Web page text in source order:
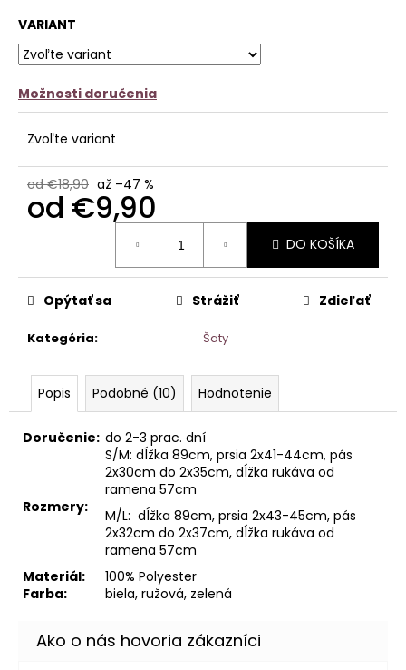
5
hviezdičiek.
VARIANT
Možnosti doručenia
Zvoľte variant
od €18,90 až –47 %
od €9,90
DO KOŠÍKA
Kategória: Šaty
Opýtať sa Strážiť Zdieľať
Popis Podobné (10) Hodnotenie
Doručenie: do 2-3 prac. dní
Rozmery:
S/M: dĺžka 89cm, prsia 2x41-44cm, pás
2x30cm do 2x35cm, dĺžka rukáva od
ramena 57cm
M/L: dĺžka 89cm, prsia 2x43-45cm, pás
2x32cm do 2x37cm, dĺžka rukáva od
ramena 57cm
Materiál:
100% Polyester
Farba:
biela, ružová, zelená
a
m
e
VRÚBKOVANÉ
ELASTICKÉ
LEGÍNY
MIA
TMAVOBÉŽOVÉ
€9,90
Pôvodne: